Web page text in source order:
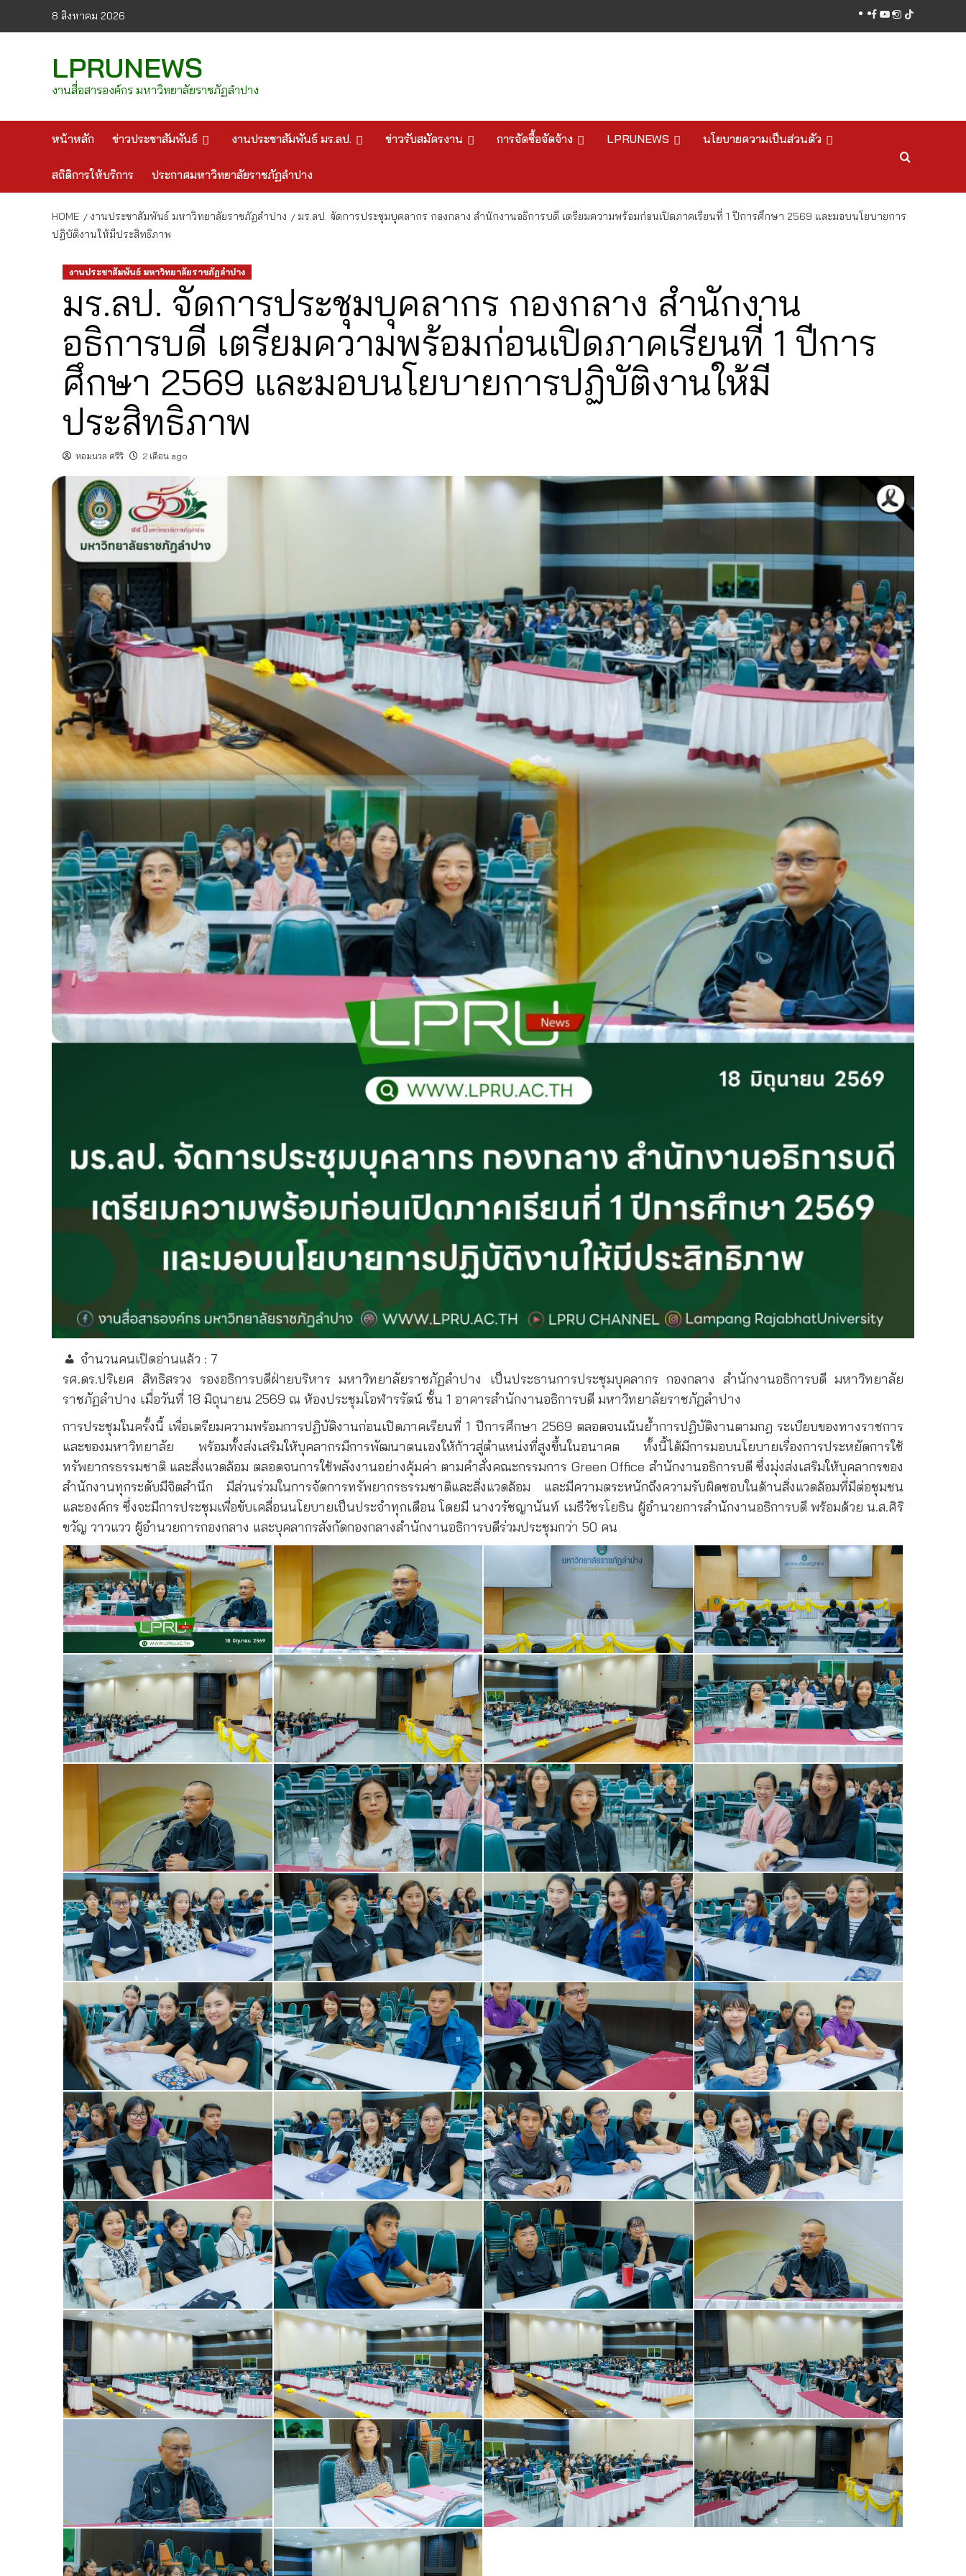
8 สิงหาคม 2026 facebook
youtube
instagram
tiktok
LPRUNEWS
งานสื่อสารองค์กร มหาวิทยาลัยราชภัฏลำปาง
หน้าหลัก ข่าวประชาสัมพันธ์ งานประชาสัมพันธ์ มร.ลป. ข่าวรับสมัครงาน การจัดซื้อจัดจ้าง LPRUNEWS นโยบายความเป็นส่วนตัว
สถิติการให้บริการ ประกาศมหาวิทยาลัยราชภัฏลำปาง
HOME งานประชาสัมพันธ์ มหาวิทยาลัยราชภัฏลำปาง
มร.ลป. จัดการประชุมบุคลากร กองกลาง สำนักงานอธิการบดี เตรียมความพร้อมก่อนเปิดภาคเรียนที่ 1 ปีการศึกษา 2569 และมอบนโยบายการ
ปฏิบัติงานให้มีประสิทธิภาพ
งานประชาสัมพันธ์ มหาวิทยาลัยราชภัฏลำปาง
มร.ลป. จัดการประชุมบุคลากร กองกลาง สำนักงาน
อธิการบดี เตรียมความพร้อมก่อนเปิดภาคเรียนที่ 1 ปีการ
ศึกษา 2569 และมอบนโยบายการปฏิบัติงานให้มี
ประสิทธิภาพ
หอมนวล ศรีริ 2 เดือน ago
จำนวนคนเปิดอ่านแล้ว : 7
รศ.ดร.ปริเยศ สิทธิสรวง รองอธิการบดีฝ่ายบริหาร มหาวิทยาลัยราชภัฏลำปาง เป็นประธานการประชุมบุคลากร กองกลาง สำนักงานอธิการบดี มหาวิทยาลัย
ราชภัฏลำปาง เมื่อวันที่ 18 มิถุนายน 2569 ณ ห้องประชุมโอฬารรัตน์ ชั้น 1 อาคารสำนักงานอธิการบดี มหาวิทยาลัยราชภัฏลำปาง
การประชุมในครั้งนี้ เพื่อเตรียมความพร้อมการปฏิบัติงานก่อนเปิดภาคเรียนที่ 1 ปีการศึกษา 2569 ตลอดจนเน้นย้ำการปฏิบัติงานตามกฎ ระเบียบของทางราชการ
และของมหาวิทยาลัย พร้อมทั้งส่งเสริมให้บุคลากรมีการพัฒนาตนเองให้ก้าวสู่ตำแหน่งที่สูงขึ้นในอนาคต ทั้งนี้ได้มีการมอบนโยบายเรื่องการประหยัดการใช้
ทรัพยากรธรรมชาติ และสิ่งแวดล้อม ตลอดจนการใช้พลังงานอย่างคุ้มค่า ตามคำสั่งคณะกรรมการ Green Office สำนักงานอธิการบดี ซึ่งมุ่งส่งเสริมให้บุคลากรของ
สำนักงานทุกระดับมีจิตสำนึก มีส่วนร่วมในการจัดการทรัพยากรธรรมชาติและสิ่งแวดล้อม และมีความตระหนักถึงความรับผิดชอบในด้านสิ่งแวดล้อมที่มีต่อชุมชน
และองค์กร ซึ่งจะมีการประชุมเพื่อขับเคลื่อนนโยบายเป็นประจำทุกเดือน โดยมี นางวรัชญานันท์ เมธีวัชรโยธิน ผู้อำนวยการสำนักงานอธิการบดี พร้อมด้วย น.ส.ศิริ
ขวัญ วาวแวว ผู้อำนวยการกองกลาง และบุคลากรสังกัดกองกลางสำนักงานอธิการบดีร่วมประชุมกว่า 50 คน